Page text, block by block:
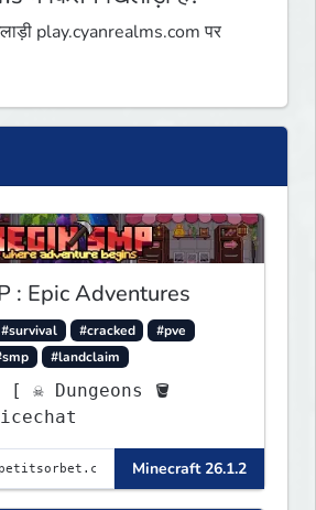
play.cyanrealms.com पर
: Epic Adventures
#survival #cracked
#pve
#landclaim
🪣
Minecraft 26.1.2